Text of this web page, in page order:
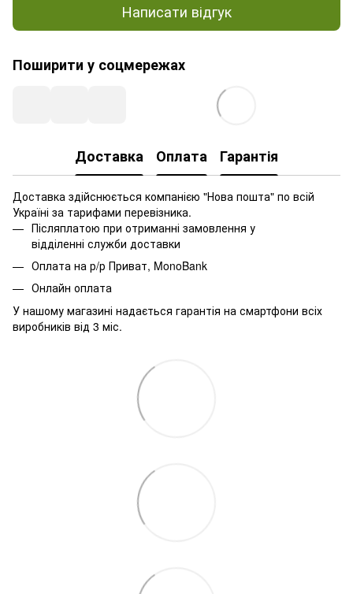
Написати відгук
Поширити у соцмережах
Доставка Оплата Гарантія
Доставка здійснюється компанією "Нова пошта" по всій
Україні за тарифами перевізника.
Післяплатою при отриманні замовлення у
відділенні служби доставки
Оплата на р/р Приват, MonoBank
Онлайн оплата
У нашому магазині надається гарантія на смартфони всіх
виробників від 3 міс.